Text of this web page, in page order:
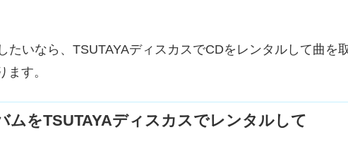
たいなら、TSUTAYAディスカスでCDをレンタルして曲を
す。
ムをTSUTAYAディスカスでレンタルして